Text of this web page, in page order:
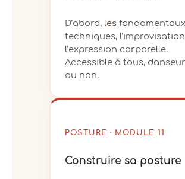
D’abord, les fondamentaux
techniques,
l’expression corporelle.
Accessible à tous,
ou non.
POSTURE · MODULE 11
Construire sa posture